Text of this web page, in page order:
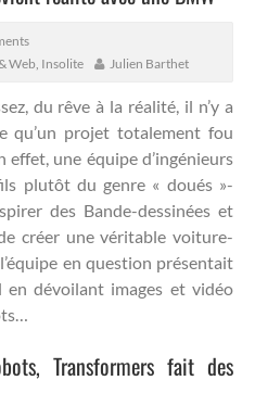
Web Insolite Julien Barthet
du rêve à la réalité, il n’y a
qu’un projet totalement fou
une équipe d’ingénieurs
plutôt du genre « doués »-
des Bande-dessinées et
créer une véritable voiture-
en question présentait
dévoilant images et vidéo
Transformers fait des